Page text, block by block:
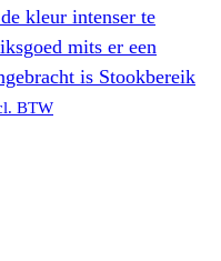
kleur intenser te
mits er een
is Stookbereik
BTW